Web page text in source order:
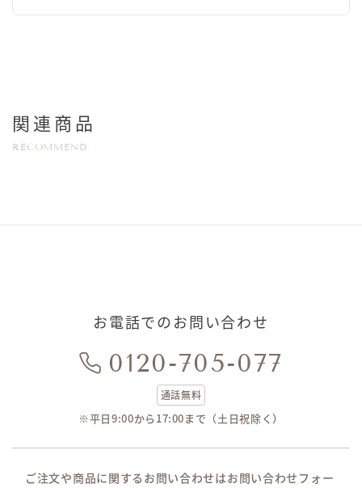
関連商品
RECOMMEND
お電話でのお問い合わせ
0120-705-077
通話無料
※平日9:00から17:00まで（土日祝除く）
ご注文や商品に関するお問い合わせはお問い合わせフォー